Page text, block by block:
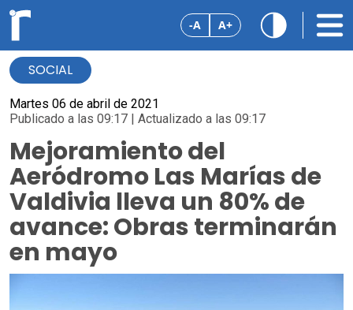
-A A+
SOCIAL
Martes 06 de abril de 2021
Publicado a las 09:17 | Actualizado a las 09:17
Mejoramiento del
Aeródromo Las Marías de
Valdivia lleva un 80% de
avance: Obras terminarán
en mayo